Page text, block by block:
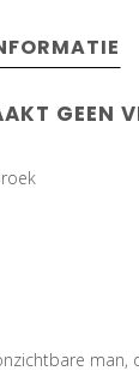
GEEN
man,